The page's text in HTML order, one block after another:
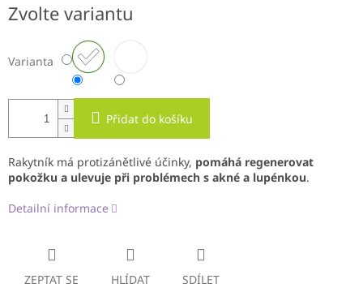
cena:
Zvolte variantu
Varianta
Přidat do košíku
Rakytník má protizánětlivé účinky, pomáhá regenerovat
pokožku a ulevuje při problémech s akné a lupénkou.
Detailní informace
ZEPTAT SE HLÍDAT SDÍLET